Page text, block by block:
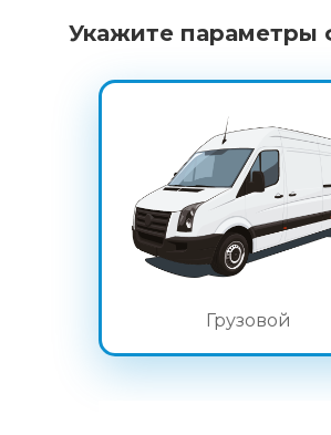
Укажите параметры
Грузовой